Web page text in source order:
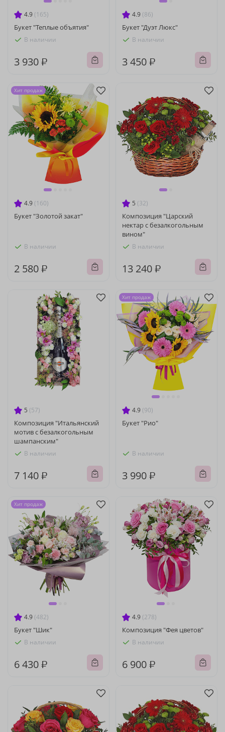
4.9 (165)
Букет "Теплые объятия"
В наличии
3 930 ₽
4.9 (86)
Букет "Дуэт Люкс"
В наличии
3 450 ₽
4.9 (160)
Букет "Золотой закат"
В наличии
2 580 ₽
Хит продаж
5 (32)
Композиция "Царский
нектар с безалкогольным
вином"
В наличии
13 240 ₽
5 (57)
Композиция "Итальянский
мотив с безалкогольным
шампанским"
В наличии
7 140 ₽
4.9 (90)
Букет "Рио"
В наличии
3 990 ₽
Хит продаж
4.9 (482)
Букет "Шик"
В наличии
6 430 ₽
Хит продаж
4.9 (278)
Композиция "Фея цветов"
В наличии
6 900 ₽